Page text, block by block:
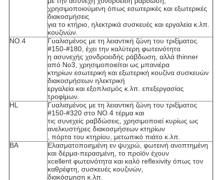
χρησιμοποιούμενη όπως εσωτερικές και εξωτερικές
διακοσμήσεις
για το κτήριο, ηλεκτρικά συσκευές και εργαλεία κ.λπ.
κουζινών.
NO.4
Γυαλισμένος με τη λειαντική ζώνη του τριξίματος
#150-#180, έχει την καλύτερη φωτεινότητα
η ασυνεχής χονδροειδής ράβδωση, αλλά thinner
από No3, χρησιμοποιείται ως μπανιέρα
κτηρίων εσωτερική και εξωτερική κουζίνα συσκευών
διακοσμήσεων ηλεκτρική
εργαλεία και εξοπλισμός κ.λπ. επεξεργασίας
τροφίμων.
HL
Γυαλισμένος με τη λειαντική ζώνη του τριξίματος
#150-#320 στο NO.4 τέρμα και
τις συνεχείς ραβδώσεις, χρησιμοποιεί κυρίως ως
ανελκυστήρες διακοσμήσεων κτηρίων
, πόρτα του κτηρίου, μετωπικό πιάτο κ.λπ.
BA
Ελασματοποιημένη εν ψυχρώ, φωτεινή ανοπτημένη
και δέρμα-περασμένη, το προϊόν έχουν
xcellent φωτεινότητα και καλό reflexivity όπως τον
καθρέφτη, συσκευές κουζινών,
διακόσμηση κ.λπ.